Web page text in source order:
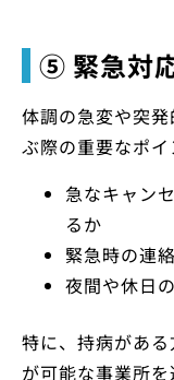
⑤ 緊急対
体調の急変や突
ぶ際の重要なポイ
急なキャン
るか
緊急時の連
夜間や休日
特に、持病があ
が可能な事業所を